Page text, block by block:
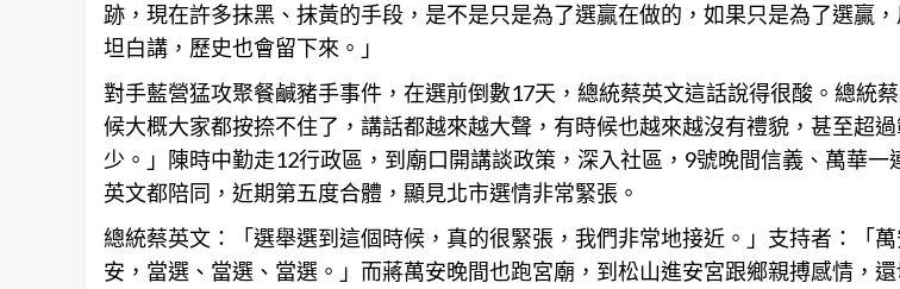
跡，現在許多抹黑、抹黃的手段，是不是只是為了選贏在做的，如果只是為了選贏，
坦白講，歷史也會留下來。」
對手藍營猛攻聚餐鹹豬手事件，在選前倒數17天，總統蔡英文這話說得很酸。總統
候大概大家都按捺不住了，講話都越來越大聲，有時候也越來越沒有禮貌，甚至超
少。」陳時中勤走12行政區，到廟口開講談政策，深入社區，9號晚間信義 、萬華一
英文都陪同，近期第五度合體，顯見北市選情非常緊張。
總統蔡英文：「選舉選到這個時候，真的很緊張，我們非常地接近。」支持者：「
安，當選、當選、當選。」而蔣萬安晚間也跑宮廟，到松山進安宮跟鄉親搏感情，